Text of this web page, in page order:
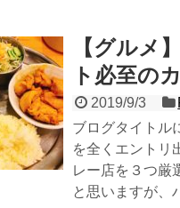
【グルメ
ト必至の
2019/9/3
ブログタイトル
を全くエントリ
レー店を３つ厳
と思いますが、